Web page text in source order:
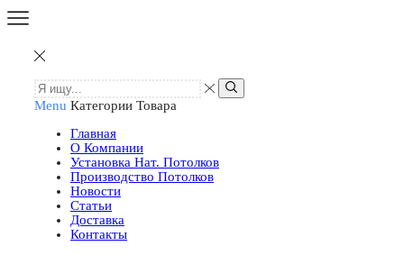
Menu Категории Товара
Главная
О Компании
Установка Нат. Потолков
Производство Потолков
Новости
Статьи
Доставка
Контакты